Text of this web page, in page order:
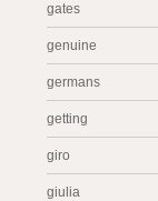
gates
genuine
germans
getting
giro
giulia